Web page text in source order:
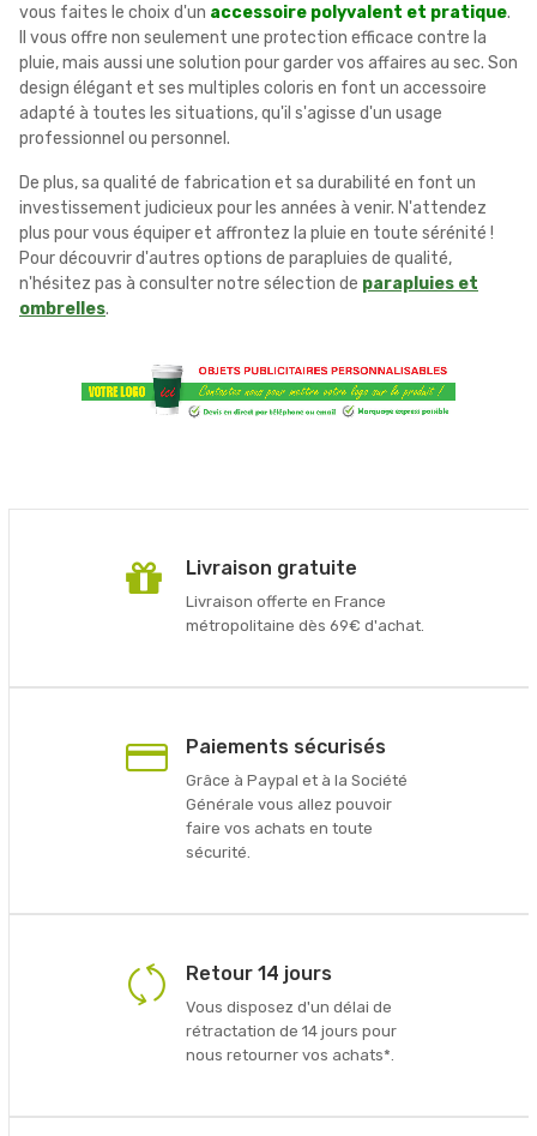
vous faites le choix d'un accessoire polyvalent et pratique.
Il vous offre non seulement une protection efficace contre la
pluie, mais aussi une solution pour garder vos affaires au sec. Son
design élégant et ses multiples coloris en font un accessoire
adapté à toutes les situations, qu'il s'agisse d'un usage
professionnel ou personnel.
De plus, sa qualité de fabrication et sa durabilité en font un
investissement judicieux pour les années à venir. N'attendez
plus pour vous équiper et affrontez la pluie en toute sérénité !
Pour découvrir d'autres options de parapluies de qualité,
n'hésitez pas à consulter notre sélection de parapluies et
ombrelles.
Livraison gratuite
Livraison offerte en France
métropolitaine dès 69€ d'achat.
Paiements sécurisés
Grâce à Paypal et à la Société
Générale vous allez pouvoir
faire vos achats en toute
sécurité.
Retour 14 jours
Vous disposez d'un délai de
rétractation de 14 jours pour
nous retourner vos achats*.